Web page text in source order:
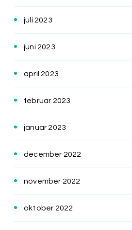
juli 2023
juni 2023
april 2023
februar 2023
januar 2023
december 2022
november 2022
oktober 2022